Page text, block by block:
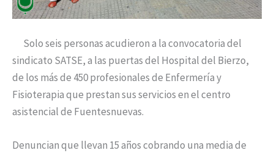
Solo seis personas acudieron a la convocatoria del
sindicato SATSE, a las puertas del Hospital del Bierzo,
de los más de 450 profesionales de Enfermería y
Fisioterapia que prestan sus servicios en el centro
asistencial de Fuentesnuevas.
Denuncian que llevan 15 años cobrando una media de